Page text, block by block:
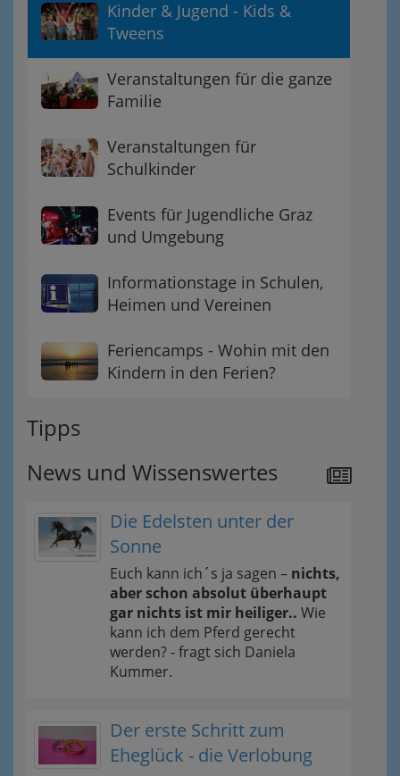
Kinder & Jugend - Kids &
Tweens
Veranstaltungen für die ganze
Familie
Veranstaltungen für
Schulkinder
Events für Jugendliche Graz
und Umgebung
Informationstage in Schulen,
Heimen und Vereinen
Feriencamps - Wohin mit den
Kindern in den Ferien?
Tipps
News und Wissenswertes
Die Edelsten unter der
Sonne
Euch kann ich´s ja sagen – nichts,
aber schon absolut überhaupt
gar nichts ist mir heiliger.. Wie
kann ich dem Pferd gerecht
werden? - fragt sich Daniela
Kummer.
Der erste Schritt zum
Eheglück - die Verlobung